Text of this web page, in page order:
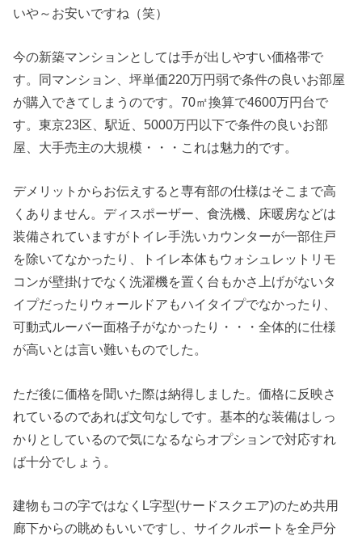
いや～お安いですね（笑）
今の新築マンションとしては手が出しやすい価格帯で
す。同マンション、坪単価220万円弱で条件の良いお部屋
が購入できてしまうのです。70㎡換算で4600万円台で
す。東京23区、駅近、5000万円以下で条件の良いお部
屋、大手売主の大規模・・・これは魅力的です。
デメリットからお伝えすると専有部の仕様はそこまで高
くありません。ディスポーザー、食洗機、床暖房などは
装備されていますがトイレ手洗いカウンターが一部住戸
を除いてなかったり、トイレ本体もウォシュレットリモ
コンが壁掛けでなく洗濯機を置く台もかさ上げがないタ
イプだったりウォールドアもハイタイプでなかったり、
可動式ルーバー面格子がなかったり・・・全体的に仕様
が高いとは言い難いものでした。
ただ後に価格を聞いた際は納得しました。価格に反映さ
れているのであれば文句なしです。基本的な装備はしっ
かりとしているので気になるならオプションで対応すれ
ば十分でしょう。
建物もコの字ではなくL字型(サードスクエア)のため共用
廊下からの眺めもいいですし、サイクルポートを全戸分